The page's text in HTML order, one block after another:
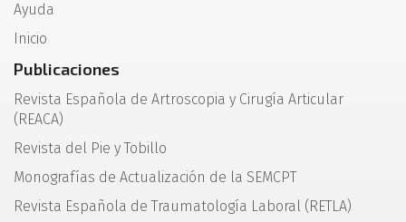
Ayuda
Inicio
Publicaciones
Revista Española de Artroscopia y Cirugía Articular
(REACA)
Revista del Pie y Tobillo
Monografías de Actualización de la SEMCPT
Revista Española de Traumatología Laboral (RETLA)